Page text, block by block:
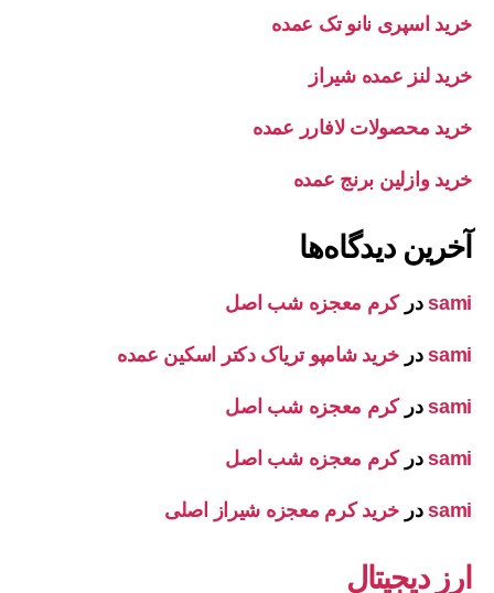
خرید اسپری نانو تک عمده
خرید لنز عمده شیراز
خرید محصولات لافارر عمده
خرید وازلین برنج عمده
آخرین دیدگاه‌ها
samiدرکرم معجزه شب اصل
samiدر خرید شامپو تریاک دکتر اسکین عمده
samiدرکرم معجزه شب اصل
samiدرکرم معجزه شب اصل
samiدر خرید کرم معجزه شیراز اصلی
ارز دیجیتال